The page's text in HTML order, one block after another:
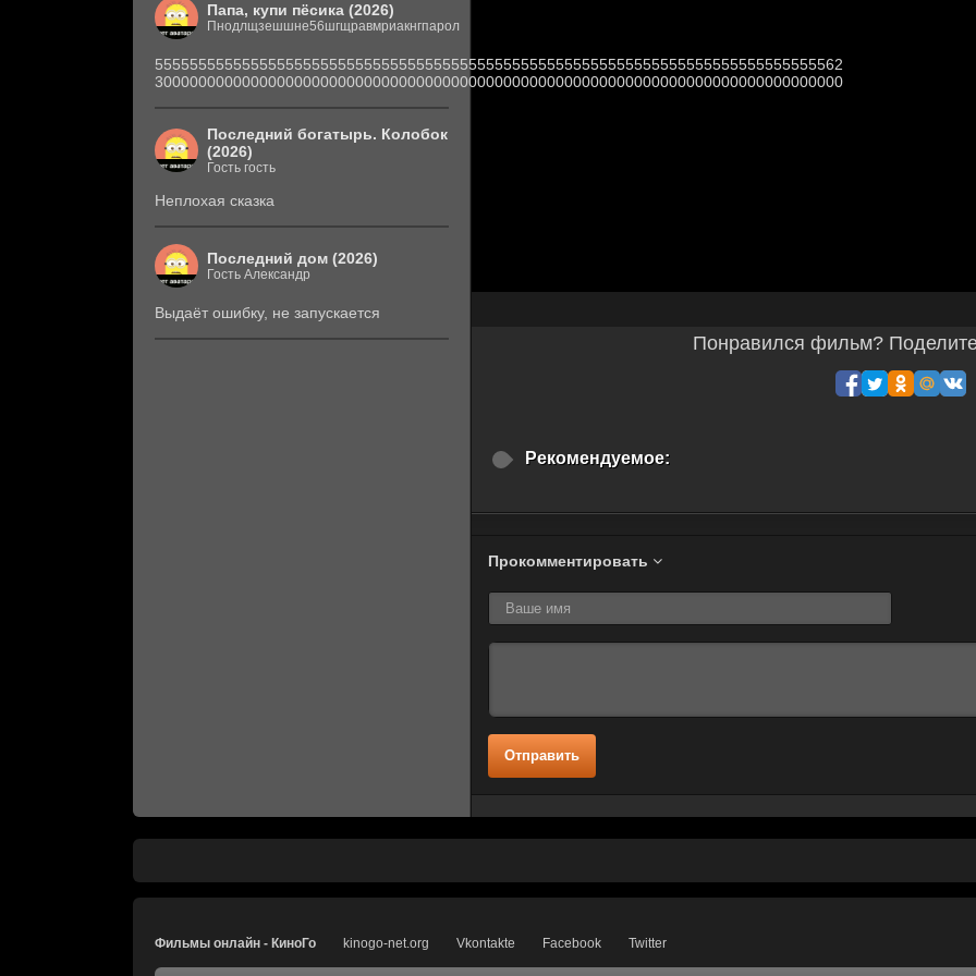
Понравился фильм?
Рекомендуемое:
Прокомментировать
Отправить
Папа, купи пёсика (2026)
Пнодлщзешшне56шгщравмриакнгпарол
5555555555555555555555555555555555555555555555555555555555555555555555555555562
3000000000000000000000000000000000000000000000000000000000000000000000000000000
Последний богатырь. Колобок
(2026)
Гость гость
Неплохая сказка
Последний дом (2026)
Гость Александр
Выдаёт ошибку, не запускается
Фильмы онлайн - КиноГо kinogo-net.org Vkontakte Facebook Twitter